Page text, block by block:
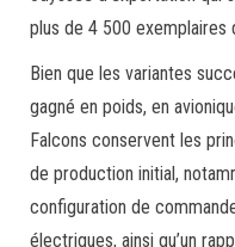
plus de 4 500 exemplaires
Bien que les variantes
gagné en poids, en
Falcons conservent les
de production initial,
configuration de
électriques, ainsi qu’un